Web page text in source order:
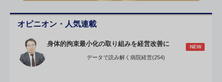
オピニオン・人気連載
身体的拘束最小化の取り組みを経営改善に NEW
データで読み解く病院経営(254)